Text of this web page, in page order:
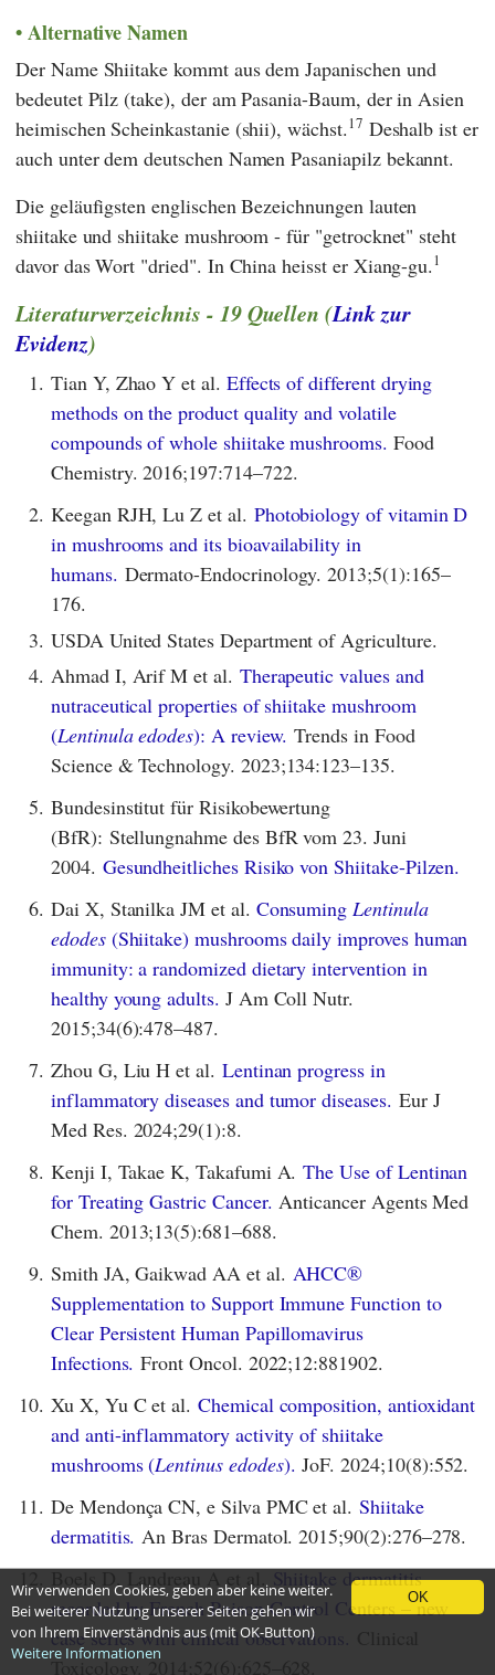
Alternative Namen
Der Name Shiitake kommt aus dem Japanischen und
bedeutet Pilz (take), der am Pasania-Baum, der in Asien
heimischen Scheinkastanie (shii), wächst.17 Deshalb ist er
auch unter dem deutschen Namen Pasaniapilz bekannt.
Die geläufigsten englischen Bezeichnungen lauten
shiitake und shiitake mushroom - für "getrocknet" steht
davor das Wort "dried". In China heisst er Xiang-gu.1
Literaturverzeichnis - 19 Quellen (Link zur
Evidenz)
1. Tian Y, Zhao Y et al. Effects of different drying
methods on the product quality and volatile
compounds of whole shiitake mushrooms. Food
Chemistry. 2016;197:714–722.
2. Keegan RJH, Lu Z et al. Photobiology of vitamin D
in mushrooms and its bioavailability in
humans. Dermato-Endocrinology. 2013;5(1):165–
176.
3. USDA United States Department of Agriculture.
4. Ahmad I, Arif M et al. Therapeutic values and
nutraceutical properties of shiitake mushroom
(Lentinula edodes): A review. Trends in Food
Science & Technology. 2023;134:123–135.
5. Bundesinstitut für Risikobewertung
(BfR): Stellungnahme des BfR vom 23. Juni
2004. Gesundheitliches Risiko von Shiitake-Pilzen.
6. Dai X, Stanilka JM et al. ConsumingLentinula
edodes(Shiitake) mushrooms daily improves human
immunity: a randomized dietary intervention in
healthy young adults. J Am Coll Nutr.
2015;34(6):478–487.
7. Zhou G, Liu H et al. Lentinan progress in
inflammatory diseases and tumor diseases. Eur J
Med Res. 2024;29(1):8.
8. Kenji I, Takae K, Takafumi A.The Use of Lentinan
for Treating Gastric Cancer. Anticancer Agents Med
Chem. 2013;13(5):681–688.
9. Smith JA, Gaikwad AA et al. AHCC®
Supplementation to Support Immune Function to
Clear Persistent Human Papillomavirus
Infections. Front Oncol. 2022;12:881902.
10. Xu X, Yu C et al.Chemical composition, antioxidant
and anti-inflammatory activity of shiitake
mushrooms (Lentinus edodes). JoF. 2024;10(8):552.
11. De Mendonça CN, e Silva PMC et al.Shiitake
dermatitis. An Bras Dermatol. 2015;90(2):276–278.
12. Boels D, Landreau A et al.Shiitake dermatitis
recorded by French Poison Control Centers – new
case series with clinical observations.
Toxicology. 2014;52(6):625–628.
OK
Wir verwenden Cookies, geben aber keine weiter.
Bei weiterer Nutzung unserer Seiten gehen wir
von Ihrem Einverständnis aus (mit OK-Button)
Weitere Informationen